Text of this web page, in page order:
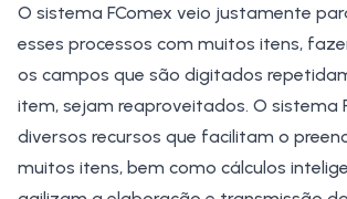
O sistema FComex veio justamente
esses processos com muitos itens,
os campos que são digitados
item, sejam reaproveitados. O sistema
diversos recursos que facilitam o
muitos itens, bem como cálculos